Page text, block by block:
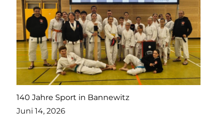
140 Jahre Sport in Bannewitz
Juni 14, 2026